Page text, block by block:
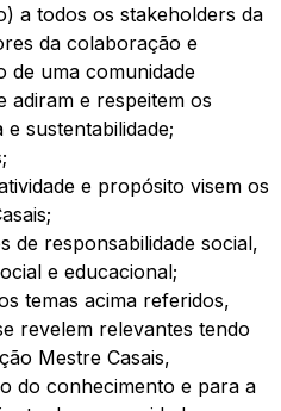
a todos os stakeholders da
da colaboração e
de uma comunidade
adiram e respeitem os
sustentabilidade;
e propósito visem os
de responsabilidade social,
e educacional;
temas acima referidos,
revelem relevantes tendo
Mestre Casais,
do conhecimento e para a